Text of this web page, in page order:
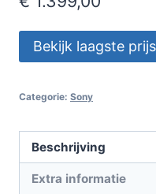
Bekijk laagste prijs
Categorie: Sony
Beschrijving
Extra informatie